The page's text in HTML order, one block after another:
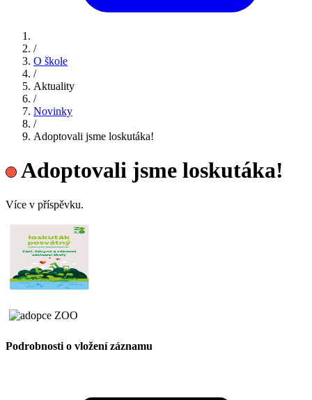
/
O škole
/
Aktuality
/
Novinky
/
Adoptovali jsme loskutáka!
Adoptovali jsme loskutáka!
Více v příspěvku.
Podrobnosti o vložení záznamu